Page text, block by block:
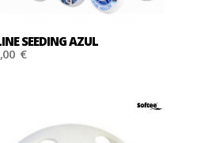
SEEDING AZUL
€